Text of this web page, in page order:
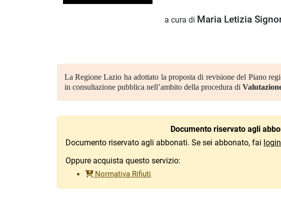
a cura di Maria Letizia
La Regione Lazio ha adottato la proposta di revisione del Piano
in consultazione pubblica nell’ambito della procedura di
Documento riservato agli
Documento riservato agli abbonati. Se sei abbonato, fai login
Oppure acquista questo servizio:
Normativa Rifiuti